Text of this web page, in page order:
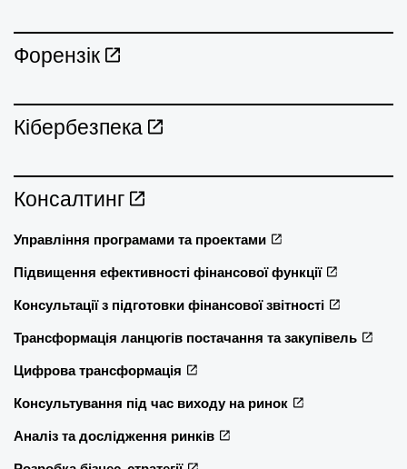
Форензік
Кібербезпека
Консалтинг
Управління програмами та проектами
Підвищення ефективності фінансової функції
Консультації з підготовки фінансової звітності
Трансформація ланцюгів постачання та закупівель
Цифрова трансформація
Консультування під час виходу на ринок
Аналіз та дослідження ринків